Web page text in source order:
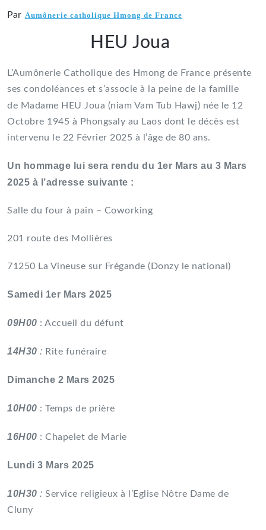
Par Aumônerie catholique Hmong de France
HEU Joua
L’Aumônerie Catholique des Hmong de France présente
ses condoléances et s’associe à la peine de la famille
de Madame HEU Joua (niam Vam Tub Hawj) née le 12
Octobre 1945 à Phongsaly au Laos dont le décès est
intervenu le 22 Février 2025 à l’âge de 80 ans.
Un hommage lui sera rendu du 1er Mars au 3 Mars
2025 à l’adresse suivante :
Salle du four à pain – Coworking
201 route des Mollières
71250 La Vineuse sur Frégande (Donzy le national)
Samedi 1er Mars 2025
09H00 : Accueil du défunt
14H30 : Rite funéraire
Dimanche 2 Mars 2025
10H00 : Temps de prière
16H00 : Chapelet de Marie
Lundi 3 Mars 2025
10H30 : Service religieux à l’Eglise Nôtre Dame de
Cluny